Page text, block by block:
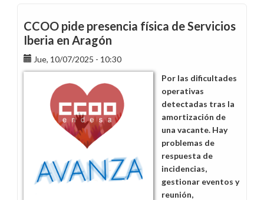
Iberia
Aragón
CCOO pide presencia física de Servicios
Iberia en Aragón
Jue, 10/07/2025 - 10:30
Por las dificultades
operativas
detectadas tras la
amortización de
una vacante. Hay
problemas de
respuesta de
incidencias,
gestionar eventos y
reunión,